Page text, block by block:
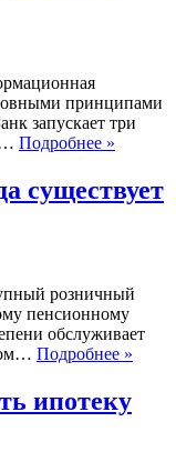
принципами
запускает три
Подробнее »
с
существует
розничный
пенсионному
обслуживает
Подробнее »
ипотеку